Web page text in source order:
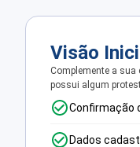
Visão
Complemente a sua
possui algum
Confirmação
Dados